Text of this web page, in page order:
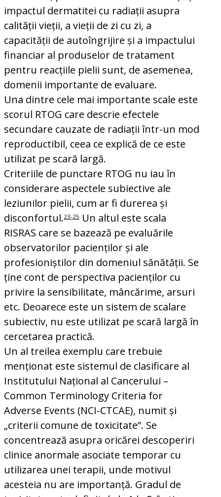
impactul dermatitei cu radiații asupra
calității vieții, a vieții de zi cu zi, a
capacității de autoîngrijire și a impactului
financiar al produselor de tratament
pentru reacțiile pielii sunt, de asemenea,
domenii importante de evaluare.
Una dintre cele mai importante scale este
scorul RTOG care descrie efectele
secundare cauzate de radiații într-un mod
reproductibil, ceea ce explică de ce este
utilizat pe scară largă.
Criteriile de punctare RTOG nu iau în
considerare aspectele subiective ale
leziunilor pielii, cum ar fi durerea și
disconfortul.23-25 Un altul este scala
RISRAS care se bazează pe evaluările
observatorilor pacienților și ale
profesioniștilor din domeniul sănătății. Se
ține cont de perspectiva pacienților cu
privire la sensibilitate, mâncărime, arsuri
etc. Deoarece este un sistem de scalare
subiectiv, nu este utilizat pe scară largă în
cercetarea practică.
Un al treilea exemplu care trebuie
menționat este sistemul de clasificare al
Institutului Național al Cancerului –
Common Terminology Criteria for
Adverse Events (NCI-CTCAE), numit și
„criterii comune de toxicitate”. Se
concentrează asupra oricărei descoperiri
clinice anormale asociate temporar cu
utilizarea unei terapii, unde motivul
acesteia nu are importanță. Gradul de